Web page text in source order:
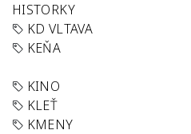
HISTORKY
KD VLTAVA
KEŇA
KINO
KLEŤ
KMENY